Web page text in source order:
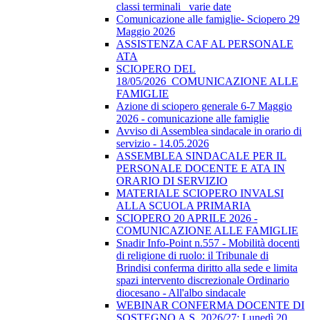
classi terminali_ varie date
Comunicazione alle famiglie- Sciopero 29
Maggio 2026
ASSISTENZA CAF AL PERSONALE
ATA
SCIOPERO DEL
18/05/2026_COMUNICAZIONE ALLE
FAMIGLIE
Azione di sciopero generale 6-7 Maggio
2026 - comunicazione alle famiglie
Avviso di Assemblea sindacale in orario di
servizio - 14.05.2026
ASSEMBLEA SINDACALE PER IL
PERSONALE DOCENTE E ATA IN
ORARIO DI SERVIZIO
MATERIALE SCIOPERO INVALSI
ALLA SCUOLA PRIMARIA
SCIOPERO 20 APRILE 2026 -
COMUNICAZIONE ALLE FAMIGLIE
Snadir Info-Point n.557 - Mobilità docenti
di religione di ruolo: il Tribunale di
Brindisi conferma diritto alla sede e limita
spazi intervento discrezionale Ordinario
diocesano - All'albo sindacale
WEBINAR CONFERMA DOCENTE DI